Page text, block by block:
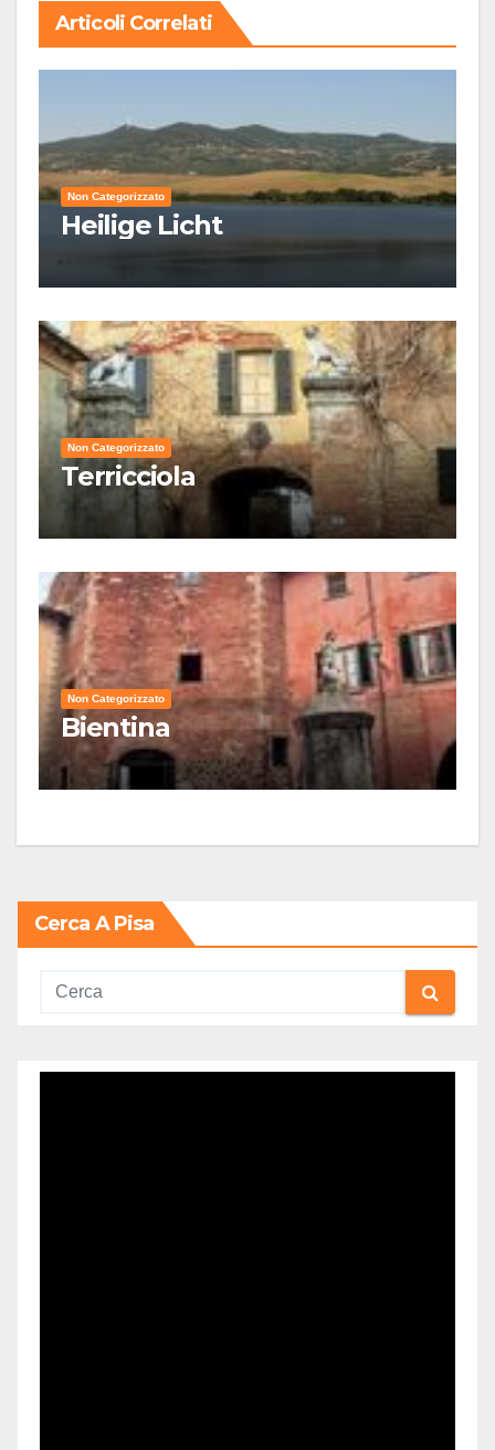
Articoli Correlati
Non Categorizzato
Heilige Licht
Non Categorizzato
Terricciola
Non Categorizzato
Bientina
Cerca A Pisa